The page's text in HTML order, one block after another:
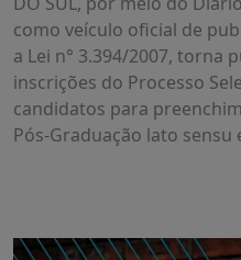
como veículo oficial de
a Lei n° 3.394/2007, torna
inscrições do Processo
candidatos para
Pós-Graduação lato sensu